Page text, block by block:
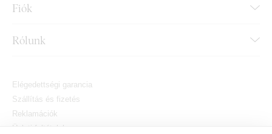
Fiók
Rólunk
Elégedettségi garancia
Szállítás és fizetés
Reklamációk
Üzleti feltételek